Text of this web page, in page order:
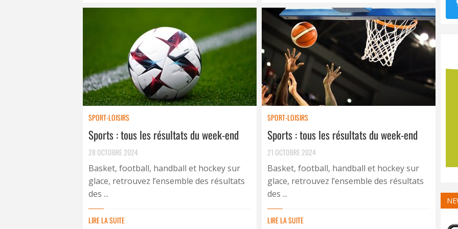
SPORT-LOISIRS
Sports : tous les résultats du week-end
28 OCTOBRE 2024
Basket, football, handball et hockey sur
glace, retrouvez l’ensemble des résultats
des ...
LIRE LA SUITE
SPORT-LOISIRS
Sports : tous les résultats du week-end
21 OCTOBRE 2024
Basket, football, handball et hockey sur
glace, retrouvez l’ensemble des résultats
des ...
LIRE LA SUITE